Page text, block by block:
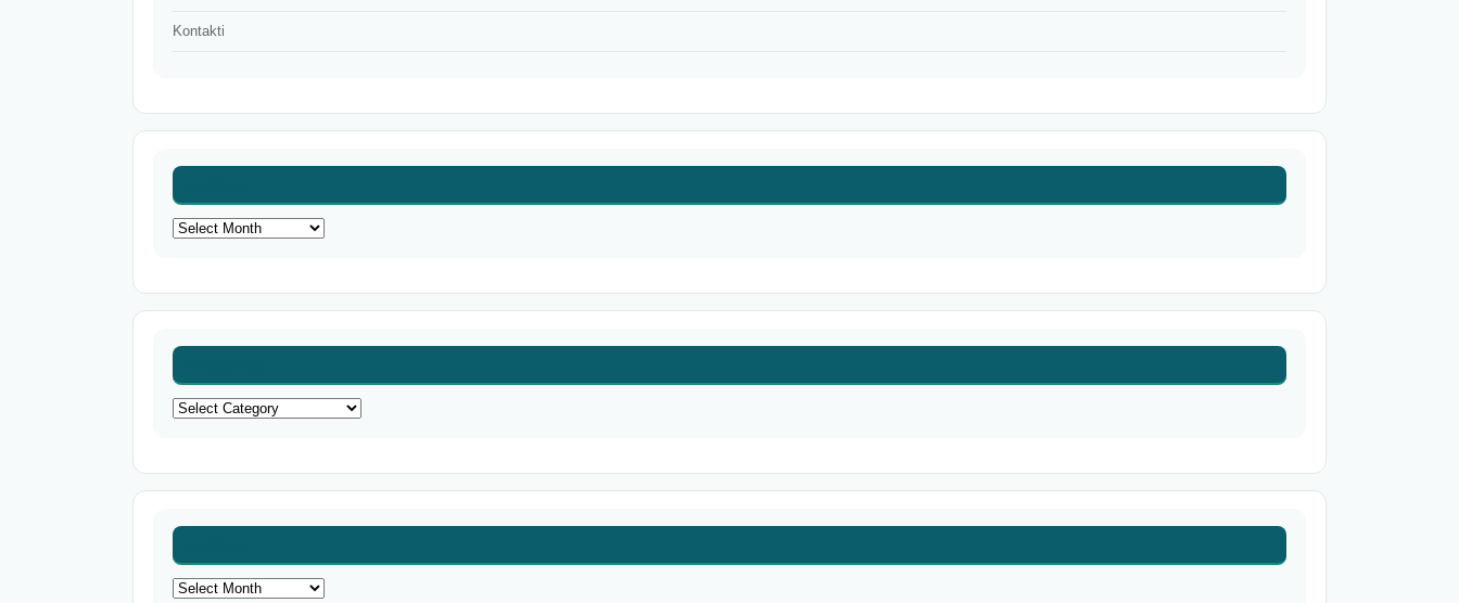
Kontakti
Archives
Categories
Archives